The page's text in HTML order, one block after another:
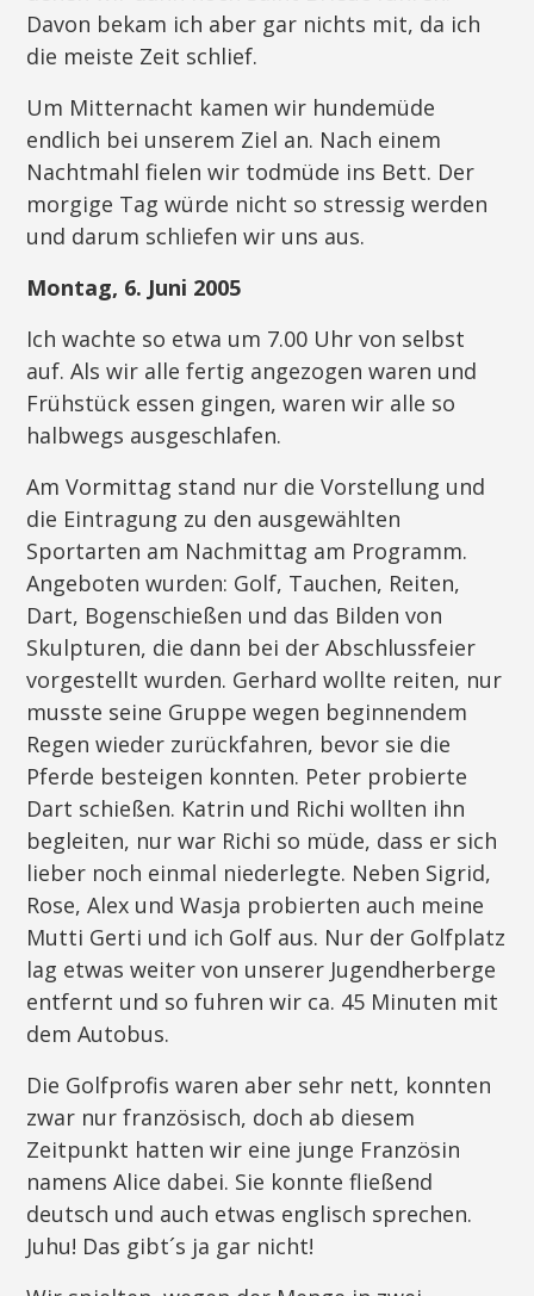
Davon bekam ich aber gar nichts mit, da ich
die meiste Zeit schlief.
Um Mitternacht kamen wir hundemüde
endlich bei unserem Ziel an. Nach einem
Nachtmahl fielen wir todmüde ins Bett. Der
morgige Tag würde nicht so stressig werden
und darum schliefen wir uns aus.
Montag, 6. Juni 2005
Ich wachte so etwa um 7.00 Uhr von selbst
auf. Als wir alle fertig angezogen waren und
Frühstück essen gingen, waren wir alle so
halbwegs ausgeschlafen.
Am Vormittag stand nur die Vorstellung und
die Eintragung zu den ausgewählten
Sportarten am Nachmittag am Programm.
Angeboten wurden: Golf, Tauchen, Reiten,
Dart, Bogenschießen und das Bilden von
Skulpturen, die dann bei der Abschlussfeier
vorgestellt wurden. Gerhard wollte reiten, nur
musste seine Gruppe wegen beginnendem
Regen wieder zurückfahren, bevor sie die
Pferde besteigen konnten. Peter probierte
Dart schießen. Katrin und Richi wollten ihn
begleiten, nur war Richi so müde, dass er sich
lieber noch einmal niederlegte. Neben Sigrid,
Rose, Alex und Wasja probierten auch meine
Mutti Gerti und ich Golf aus. Nur der Golfplatz
lag etwas weiter von unserer Jugendherberge
entfernt und so fuhren wir ca. 45 Minuten mit
dem Autobus.
Die Golfprofis waren aber sehr nett, konnten
zwar nur französisch, doch ab diesem
Zeitpunkt hatten wir eine junge Französin
namens Alice dabei. Sie konnte fließend
deutsch und auch etwas englisch sprechen.
Juhu! Das gibt´s ja gar nicht!